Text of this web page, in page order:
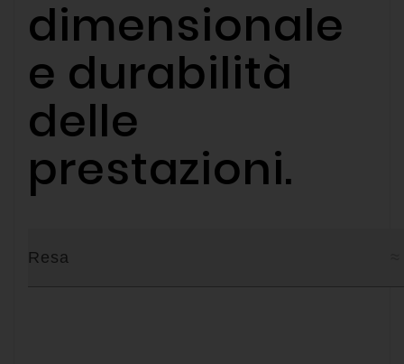
dimensionale
e durabilità
delle
prestazioni.
Resa